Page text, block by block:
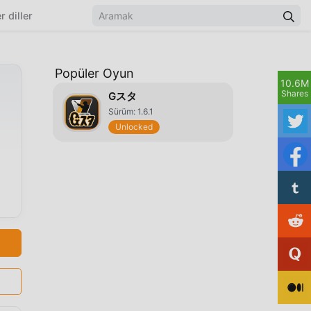
diller
Popüler Oyun
Gスタ
Sürüm: 1.6.1
Unlocked
10.6M
Shares